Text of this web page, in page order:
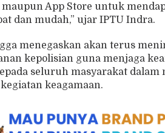
maupun App Store untuk
dan mudah,” ujar IPTU Indra.
menegaskan akan terus
kepolisian guna menjaga
seluruh masyarakat
keagamaan.